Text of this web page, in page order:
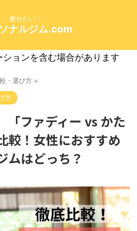
痩せたい！
ナルジム.com
ョンを含む場合があります
・選び方 >
方
「ファディー vs かた
較！女性におすすめ
ムはどっち？